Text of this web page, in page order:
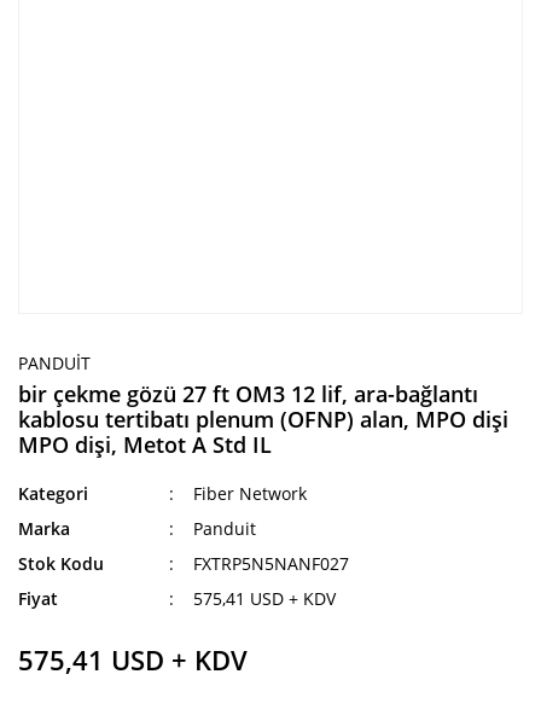
PANDUIT
bir çekme gözü 27 ft OM3 12 lif, ara-bağlantı
kablosu tertibatı plenum (OFNP) alan, MPO dişi
MPO dişi, Metot A Std IL
Kategori
Fiber Network
Marka
Panduit
Stok Kodu
FXTRP5N5NANF027
Fiyat
575,41 USD + KDV
575,41 USD + KDV